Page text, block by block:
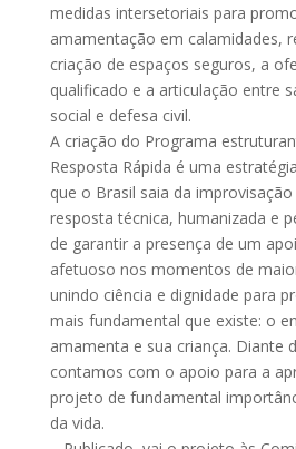
medidas intersetoriais para
amamentação em calamidades,
criação de espaços seguros, a
qualificado e a articulação entre
social e defesa civil.
A criação do Programa
Resposta Rápida é uma
que o Brasil saia da
resposta técnica, humanizada e
de garantir a presença de um
afetuoso nos momentos de
unindo ciência e dignidade para
mais fundamental que existe: o
amamenta e sua criança. Diante
contamos com o apoio para a
projeto de fundamental
da vida.